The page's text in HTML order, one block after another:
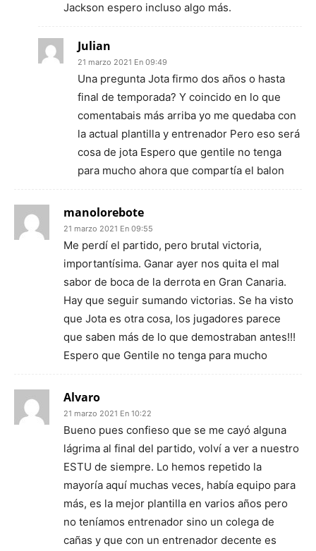
Jackson espero incluso algo más.
Julian
21 marzo 2021 En 09:49
Una pregunta Jota firmo dos años o hasta
final de temporada? Y coincido en lo que
comentabais más arriba yo me quedaba con
la actual plantilla y entrenador Pero eso será
cosa de jota Espero que gentile no tenga
para mucho ahora que compartía el balon
manolorebote
21 marzo 2021 En 09:55
Me perdí el partido, pero brutal victoria,
importantísima. Ganar ayer nos quita el mal
sabor de boca de la derrota en Gran Canaria.
Hay que seguir sumando victorias. Se ha visto
que Jota es otra cosa, los jugadores parece
que saben más de lo que demostraban antes!!!
Espero que Gentile no tenga para mucho
Alvaro
21 marzo 2021 En 10:22
Bueno pues confieso que se me cayó alguna
lágrima al final del partido, volví a ver a nuestro
ESTU de siempre. Lo hemos repetido la
mayoría aquí muchas veces, había equipo para
más, es la mejor plantilla en varios años pero
no teníamos entrenador sino un colega de
cañas y que con un entrenador decente es